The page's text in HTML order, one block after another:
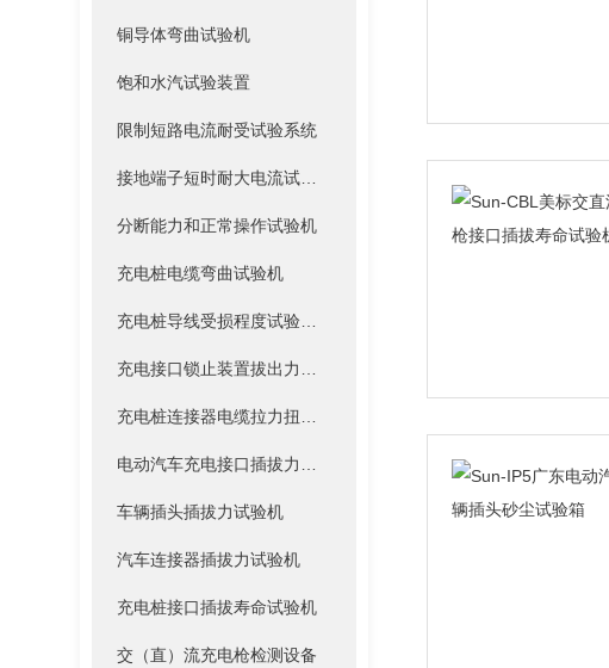
铜导体弯曲试验机
饱和水汽试验装置
限制短路电流耐受试验系统
分断能力和正常操作试验机
充电桩电缆弯曲试验机
车辆插头插拔力试验机
汽车连接器插拔力试验机
充电桩接口插拔寿命试验机
交（直）流充电枪检测设备